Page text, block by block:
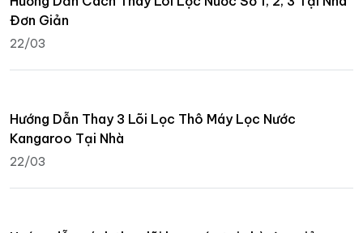
Đơn Giản
22/03
Hướng Dẫn Thay 3 Lõi Lọc Thô Máy Lọc Nước
Kangaroo Tại Nhà
22/03